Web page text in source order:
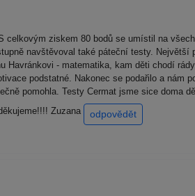
celkovým ziskem 80 bodů se umístil na
navštěvoval také páteční testy. Největší
- matematika, kam děti chodí
podstatné. Nakonec se podařilo a nám
pomohla. Testy Cermat jsme sice doma
Zuzana
odpovědět